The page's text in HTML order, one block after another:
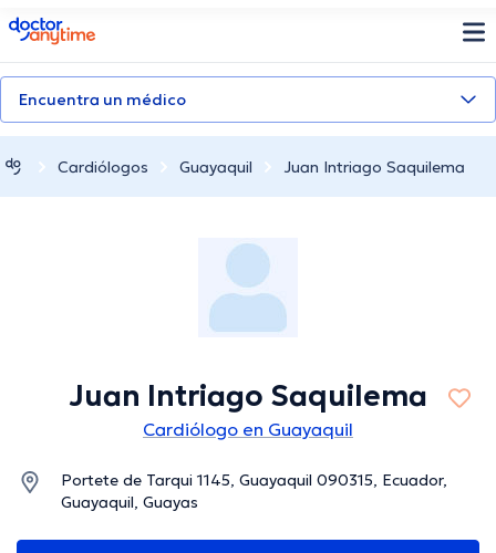
doctoranytime
Encuentra un médico
Cardiólogos Guayaquil Juan Intriago Saquilema
Juan Intriago Saquilema
Cardiólogo en Guayaquil
Portete de Tarqui 1145, Guayaquil 090315, Ecuador,
Guayaquil, Guayas